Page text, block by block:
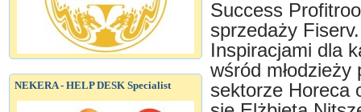
NEKERA - HELP DESK Specialist
Success
sprzedaży Fiserv.
Inspiracjami dla
wśród
sektorze Horeca